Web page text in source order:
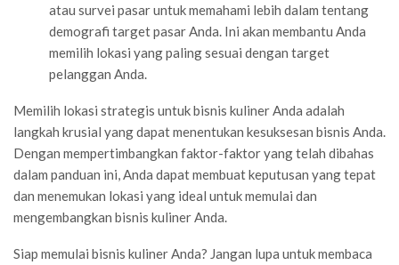
atau survei pasar untuk memahami lebih dalam tentang
demografi target pasar Anda. Ini akan membantu Anda
memilih lokasi yang paling sesuai dengan target
pelanggan Anda.
Memilih lokasi strategis untuk bisnis kuliner Anda adalah
langkah krusial yang dapat menentukan kesuksesan bisnis Anda.
Dengan mempertimbangkan faktor-faktor yang telah dibahas
dalam panduan ini, Anda dapat membuat keputusan yang tepat
dan menemukan lokasi yang ideal untuk memulai dan
mengembangkan bisnis kuliner Anda.
Siap memulai bisnis kuliner Anda? Jangan lupa untuk membaca